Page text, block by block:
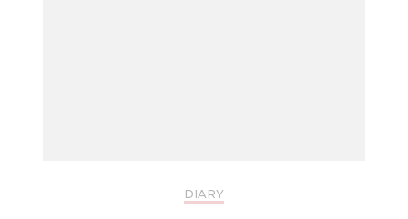
DIARY